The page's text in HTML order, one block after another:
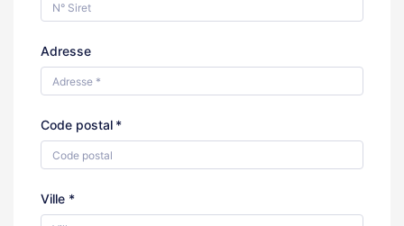
Adresse
Code postal *
Ville *